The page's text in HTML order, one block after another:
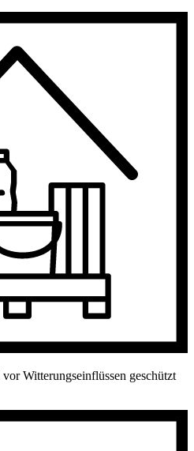
Witterungseinflüssen geschützt